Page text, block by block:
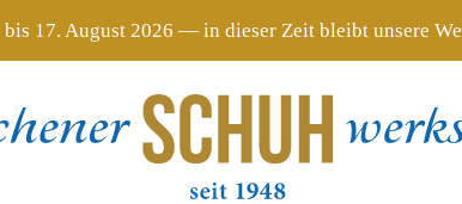
17. August 2026 — in dieser Zeit bleibt unsere
Schuhreparatur Schuhmodelle Pflege